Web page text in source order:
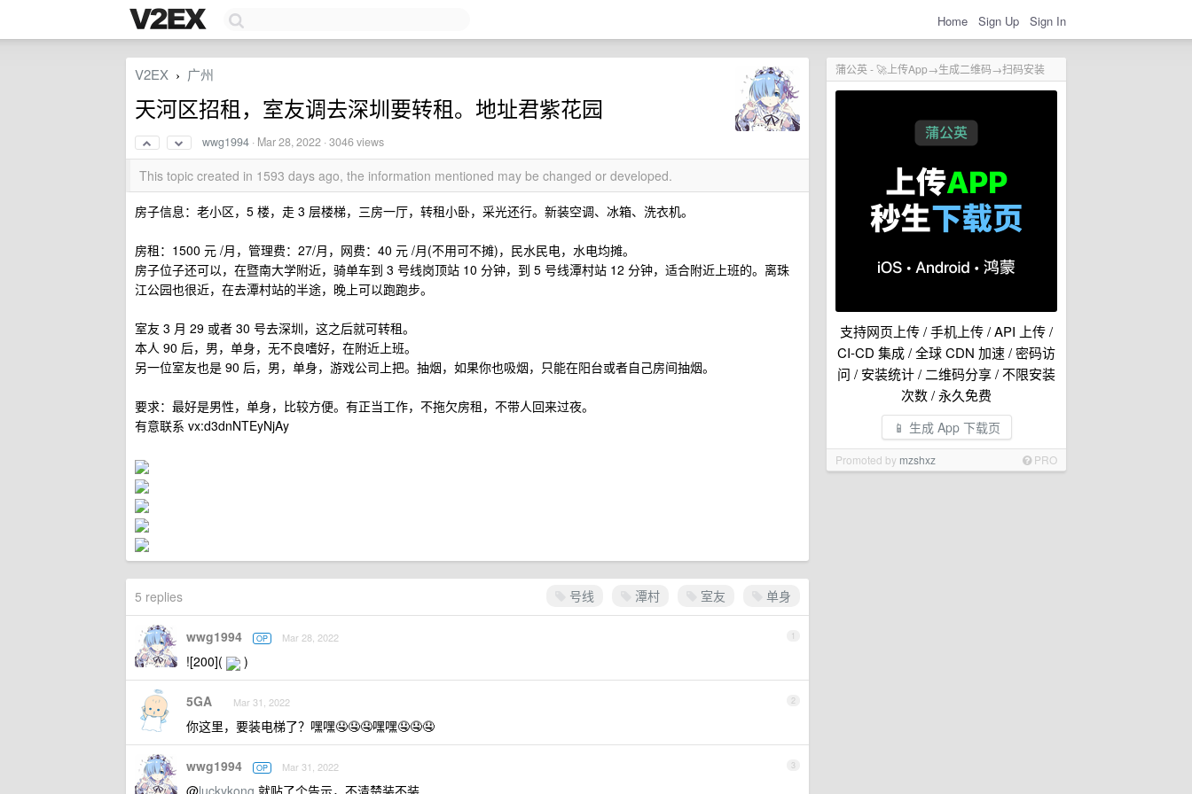
Home Sign Up Sign In
蒲公英 - 🚀上传App→生成二维码→扫码安装
支持网页上传 / 手机上传 / API 上传 /
CI-CD 集成 / 全球 CDN 加速 / 密码访
问 / 安装统计 / 二维码分享 / 不限安装
次数 / 永久免费
📱 生成 App 下载页
Promoted by mzshxz PRO
V2EX › 广州
天河区招租，室友调去深圳要转租。地址君紫花园
wwg1994 · Mar 28, 2022 · 3046 views
This topic created in 1593 days ago, the information mentioned may be changed or developed.
房子信息：老小区，5 楼，走 3 层楼梯，三房一厅，转租小卧，采光还行。新装空调、冰箱、洗衣机。
房租：1500 元 /月，管理费：27/月，网费：40 元 /月(不用可不摊)，民水民电，水电均摊。
房子位子还可以，在暨南大学附近，骑单车到 3 号线岗顶站 10 分钟，到 5 号线潭村站 12 分钟，适合附近上班的。离珠
江公园也很近，在去潭村站的半途，晚上可以跑跑步。
室友 3 月 29 或者 30 号去深圳，这之后就可转租。
本人 90 后，男，单身，无不良嗜好，在附近上班。
另一位室友也是 90 后，男，单身，游戏公司上把。抽烟，如果你也吸烟，只能在阳台或者自己房间抽烟。
要求：最好是男性，单身，比较方便。有正当工作，不拖欠房租，不带人回来过夜。
有意联系 vx:d3dnNTEyNjAy
号线 潭村 室友 单身
5 replies
1
wwg1994 OP Mar 28, 2022
![200]( )
2
5GA Mar 31, 2022
你这里，要装电梯了？嘿嘿🤤🤤🤤嘿嘿🤤🤤🤤
3
wwg1994 OP Mar 31, 2022
@luckykong 就贴了个告示，不清楚装不装